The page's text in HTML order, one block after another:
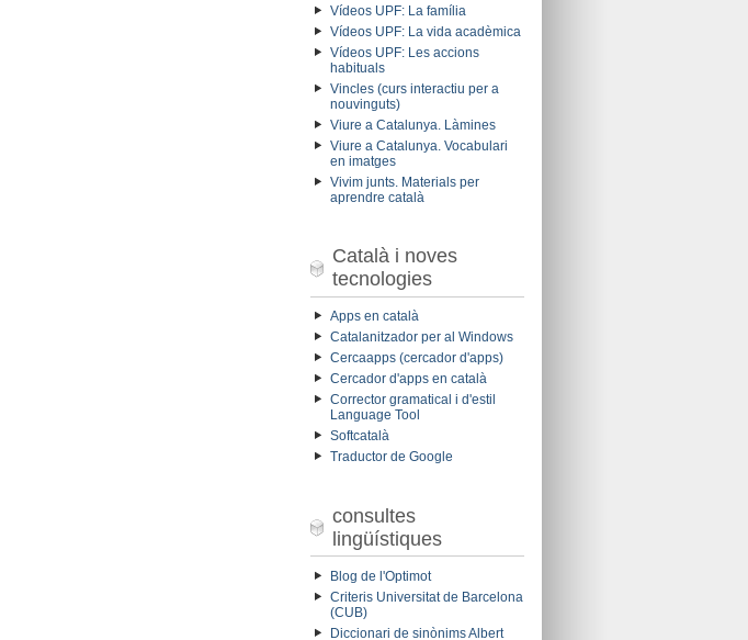
Vídeos UPF: La família
Vídeos UPF: La vida acadèmica
Vídeos UPF: Les accions
habituals
Vincles (curs interactiu per a
nouvinguts)
Viure a Catalunya. Làmines
Viure a Catalunya. Vocabulari
en imatges
Vivim junts. Materials per
aprendre català
Català i noves
tecnologies
Apps en català
Catalanitzador per al Windows
Cercaapps (cercador d'apps)
Cercador d'apps en català
Corrector gramatical i d'estil
Language Tool
Softcatalà
Traductor de Google
consultes
lingüístiques
Blog de l'Optimot
Criteris Universitat de Barcelona
(CUB)
Diccionari de sinònims Albert